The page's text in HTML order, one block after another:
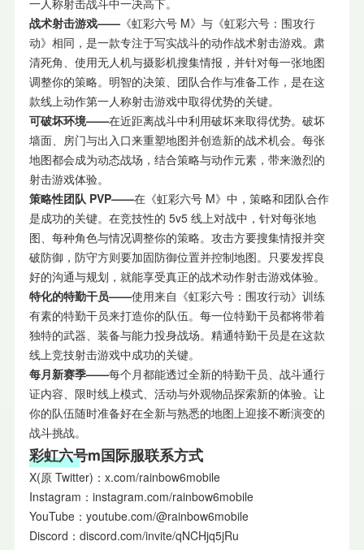
一人称射击战斗中一决高下。
战术射击游戏——《虹彩六号 M》与《虹彩六号：围攻行
动》相同，是一款专注于写实战斗的动作战术射击游戏。肃
清死角、使用无人机与摄影机搜集情报，并针对每一张地图
调整你的策略。明智的决策、团队合作与准备工作，是在这
款线上动作第一人称射击游戏中取得优势的关键。
可破坏环境——在近距离战斗中利用破坏来取得优势。破坏
墙面、房门与出入口来重塑地图并创造新的战术机会。每张
地图都会成为动态战场，结合策略与动作元素，带来激烈的
射击游戏体验。
策略性团队 PVP——在《虹彩六号 M》中，策略和团队合作
是成功的关键。在竞技性的 5v5 线上对战中，针对每张地
图、每种角色与情况调整你的策略。攻击方要搜集情报并突
破防御，防守方则要加固防御位置并控制地图。只要发挥良
好的沟通与规划，就能享受真正的战术动作射击游戏体验。
特化的特勤干员——使用来自《虹彩六号：围攻行动》训练
有素的特勤干员来打造你的队伍。每一位特勤干员都将带着
独特的武器、装备与能力投身战场。精通特勤干员是在这款
线上竞技射击游戏中成功的关键。
每月新赛季——每个月都能透过全新的特勤干员、战斗通行
证内容、限时线上模式、活动与外观物品探索新的体验。让
你的队伍随时准备好在全新与熟悉的地图上迎接不断演变的
战斗挑战。
彩虹六号m国际服联系方式
X(原 Twitter)：x.com/rainbow6mobile
Instagram：instagram.com/rainbow6mobile
YouTube：youtube.com/@rainbow6mobile
Discord：discord.com/invite/qNCHjq5jRu